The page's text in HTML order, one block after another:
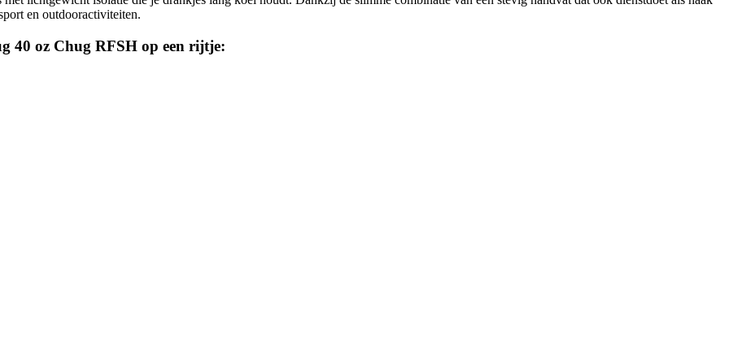
en outdooractiviteiten.
40 oz Chug RFSH op een rijtje: